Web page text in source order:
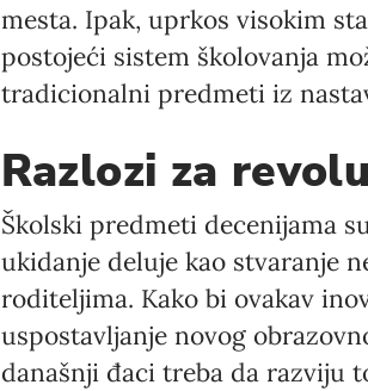
mesta. Ipak, uprkos visokim
postojeći sistem školovanja
tradicionalni predmeti iz
Razlozi za
Školski predmeti decenijama
ukidanje deluje kao stvaranje
roditeljima. Kako bi ovakav
uspostavljanje novog
današnji đaci treba da razviju